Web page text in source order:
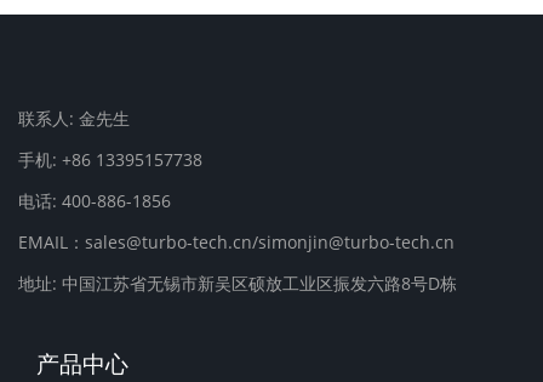
联系人: 金先生
手机: +86 13395157738
电话: 400-886-1856
EMAIL：sales@turbo-tech.cn/simonjin@turbo-tech.cn
地址: 中国江苏省无锡市新吴区硕放工业区振发六路8号D栋
产品中心